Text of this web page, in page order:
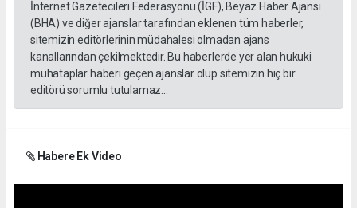
İnternet Gazetecileri Federasyonu (İGF), Beyaz Haber Ajansı
(BHA) ve diğer ajanslar tarafından eklenen tüm haberler,
sitemizin editörlerinin müdahalesi olmadan ajans
kanallarından çekilmektedir. Bu haberlerde yer alan hukuki
muhataplar haberi geçen ajanslar olup sitemizin hiç bir
editörü sorumlu tutulamaz...
Habere Ek Video